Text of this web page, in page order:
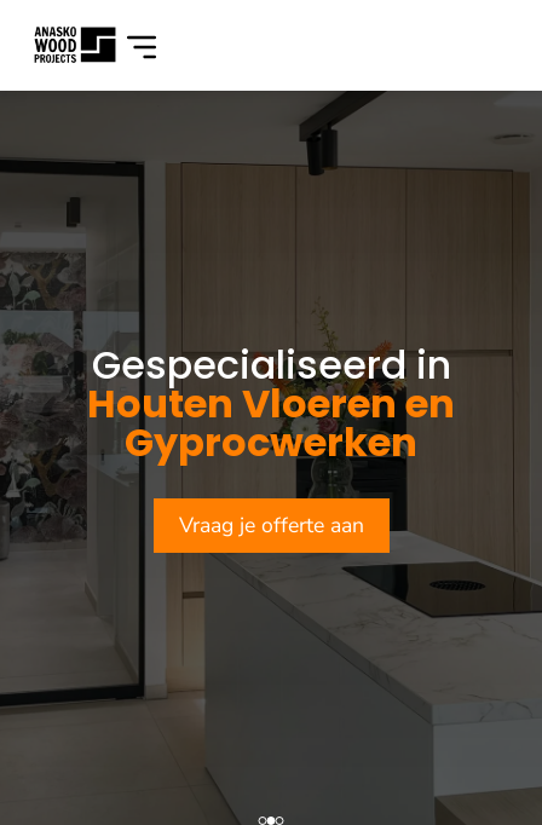
Gespecialiseerd in
Houten Vloeren en
Gyprocwerken
Vraag je offerte aan